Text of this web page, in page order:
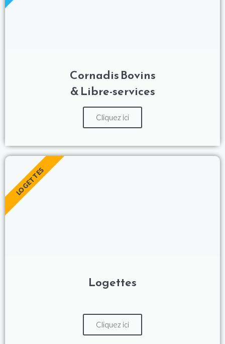
Cornadis Bovins
& Libre-services
Cliquez ici
Logettes
Cliquez ici
LOGETTES